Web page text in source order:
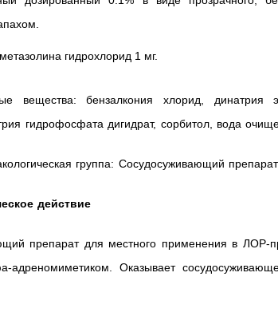
гидрохлорид 1 мг.
вещества: бензалкония хлорид,
гидрофосфата дигидрат, сорбитол, вода
группа: Сосудосуживающий
действие
препарат для местного применения в ЛОР-
адреномиметиком. Оказывает